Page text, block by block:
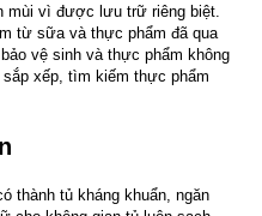
mùi vì được lưu trữ riêng biệt.
từ sữa và thực phẩm đã qua
vệ sinh và thực phẩm không
xếp, tìm kiếm thực phẩm
thành tủ kháng khuẩn, ngăn